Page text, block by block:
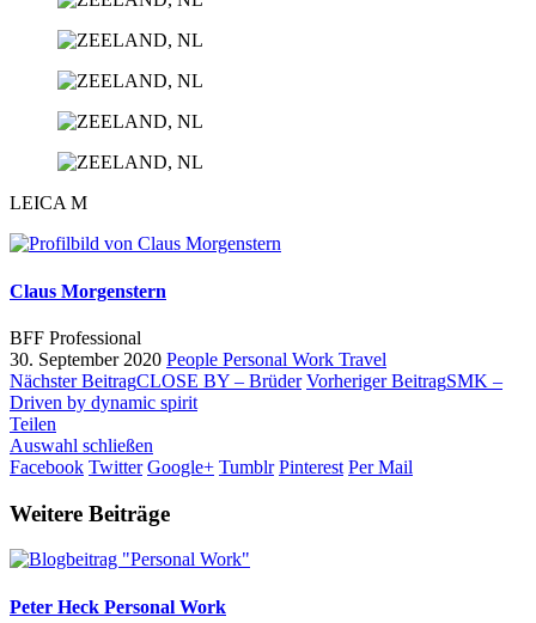
LEICA M
Claus Morgenstern
BFF Professional
30. September 2020 People Personal Work Travel
Nächster BeitragCLOSE BY – Brüder Vorheriger BeitragSMK –
Driven by dynamic spirit
Teilen
Auswahl schließen
Facebook Twitter Google+ Tumblr Pinterest Per Mail
Weitere Beiträge
Peter Heck Personal Work